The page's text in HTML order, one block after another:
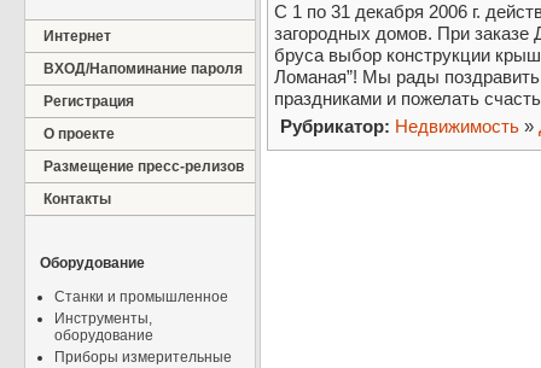
Интернет
ВХОД/Напоминание пароля
Регистрация
О проекте
Размещение пресс-релизов
Контакты
Оборудование
Станки и промышленное
Инструменты,
оборудование
Приборы измерительные
С 1 по 31 декабря 2006 г.
загородных домов. При заказе
бруса выбор конструкции
Ломаная”! Мы рады
праздниками и пожелать
Рубрикатор: Недвижимость »